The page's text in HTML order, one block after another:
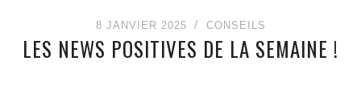
8 JANVIER 2025 CONSEILS
LES NEWS POSITIVES DE LA SEMAINE !